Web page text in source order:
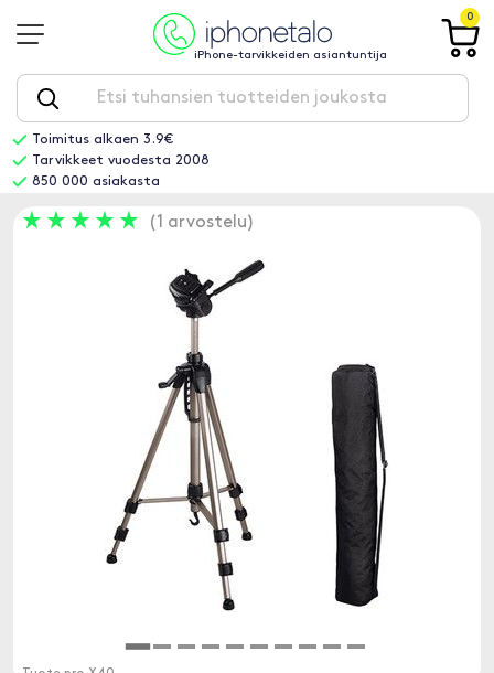
iPhone-tarvikkeiden asiantuntija
0
Toimitus alkaen 3.9€
Tarvikkeet vuodesta 2008
850 000 asiakasta
1 arvostelu